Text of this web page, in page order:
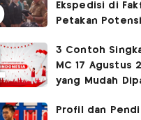
Tak Setara S3 UI
Ekspedisi di
Petakan Potensi
3 Contoh
MC 17 Agustus
yang Mudah
Profil dan